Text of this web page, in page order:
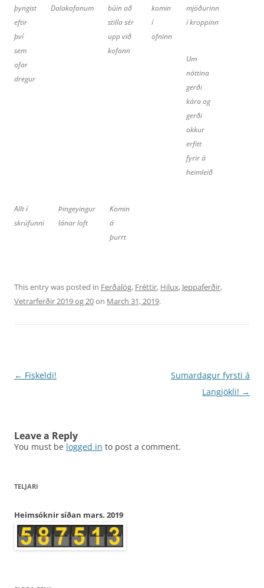
þyngist
eftir
því
sem
ofar
dregur
Dalakofanum
búin að
stilla sér
upp við
kofann
komin
í
ofninn
mjöðurinn
í kroppinn
Um
nóttina
gerði
kára og
gerði
okkur
erfitt
fyrir á
heimleið
Allt í
skrúfunni
Þingeyingur
lánar loft
Komin
á
þurrt
This entry was posted in Ferðalög, Fréttir, Hilux, Jeppaferðir,
Vetrarferðir 2019 og 20on March 31, 2019.
Post
← Fiskeldi!
Sumardagur fyrsti á
Langjökli! →
Leave a Reply
You must be logged in to post a comment.
TELJARI
Heimsóknir síðan mars. 2019